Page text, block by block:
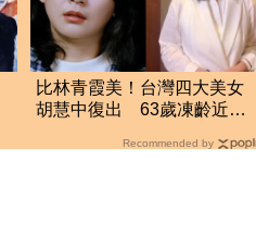
比林青霞美！台灣四大美女
胡慧中復出 63歲凍齡近照
Recommended by